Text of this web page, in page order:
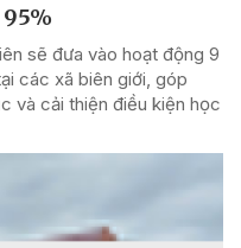
sẽ đưa vào hoạt động 9
các xã biên giới, góp
và cải thiện điều kiện học